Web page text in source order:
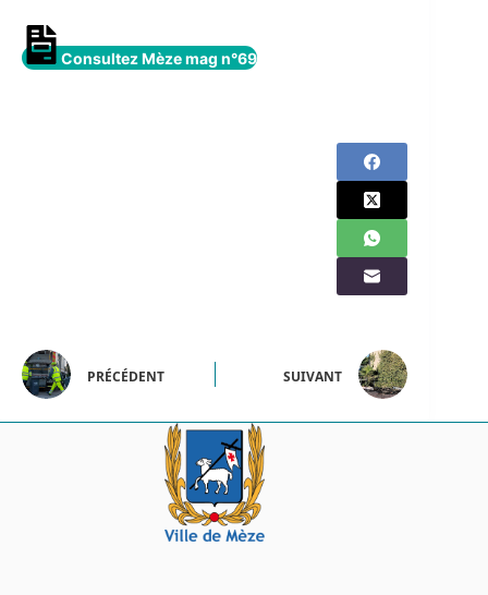
Consultez Mèze mag n°69
PRÉCÉDENT SUIVANT